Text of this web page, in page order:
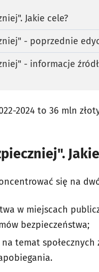
Jakie cele?
- poprzednie
- informacje
2024 to 36 mln
się na
w miejscach
bezpieczeństwa;
temat